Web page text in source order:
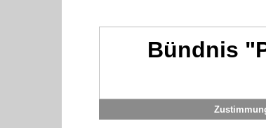
Bündnis